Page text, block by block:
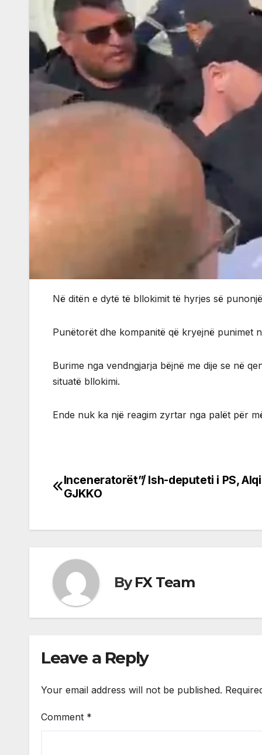
Në ditën e dytë të bllokimit të hyrjes së
Punëtorët dhe kompanitë që kryejnë punimet
Burime nga vendngjarja bëjnë me dije se në
situatë bllokimi.
Ende nuk ka një reagim zyrtar nga palët për
Post
Inceneratorët”/ Ish-deputeti i PS,
GJKKO
ByFX Team
Leave a Reply
Your email address will not be published.
Comment *